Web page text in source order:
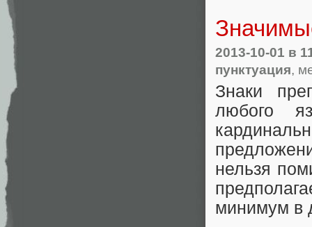
2013-10-01 в
пунктуация,
Знаки
любого
нельзя
минимум в